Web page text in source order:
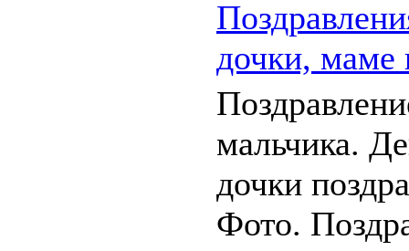
дочки, маме
мальчика.
дочки
Фото.